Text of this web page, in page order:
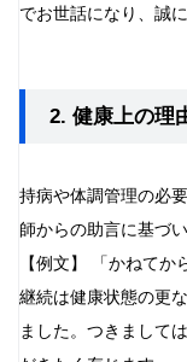
でお世話になり、誠
2. 健康上の理
持病や体調管理の必
師からの助言に基づ
【例文】 「かねて
継続は健康状態の更
ました。つきまして